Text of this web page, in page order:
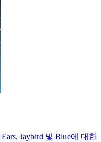
Jaybird 및 Blue에 대한